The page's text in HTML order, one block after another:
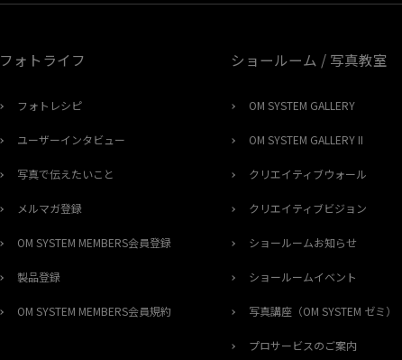
フォトライフ
フォトレシピ
ユーザーインタビュー
写真で伝えたいこと
メルマガ登録
OM SYSTEM MEMBERS会員登録
製品登録
OM SYSTEM MEMBERS会員規約
ショールーム / 写真教室
OM SYSTEM GALLERY
OM SYSTEM GALLERY II
クリエイティブウォール
クリエイティブビジョン
ショールームお知らせ
ショールームイベント
写真講座（OM SYSTEM ゼミ）
プロサービスのご案内